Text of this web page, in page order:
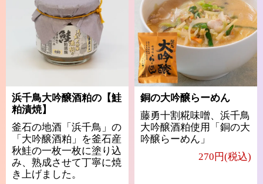
浜千鳥大吟醸酒粕の【鮭
粕漬焼】
釜石の地酒「浜千鳥」の
「大吟醸酒粕」を釜石産
秋鮭の一枚一枚に塗り込
み、熟成させて丁寧に焼
き上げました。
銅の大吟醸らーめん
藤勇十割糀味噌、浜千鳥
大吟醸酒粕使用「銅の大
吟醸らーめん」
270円(税込)